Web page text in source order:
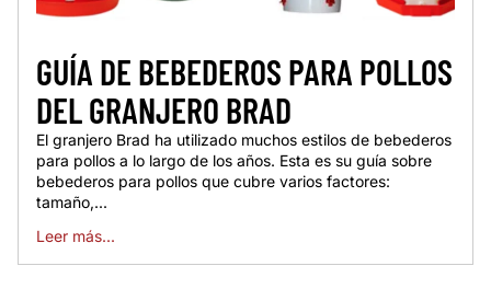
GUÍA DE BEBEDEROS PARA POLLOS
DEL GRANJERO BRAD
El granjero Brad ha utilizado muchos estilos de bebederos
para pollos a lo largo de los años. Esta es su guía sobre
bebederos para pollos que cubre varios factores:
tamaño,...
Leer más...